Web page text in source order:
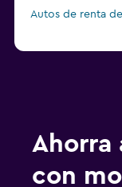
Autos de renta de
Ahorra
con